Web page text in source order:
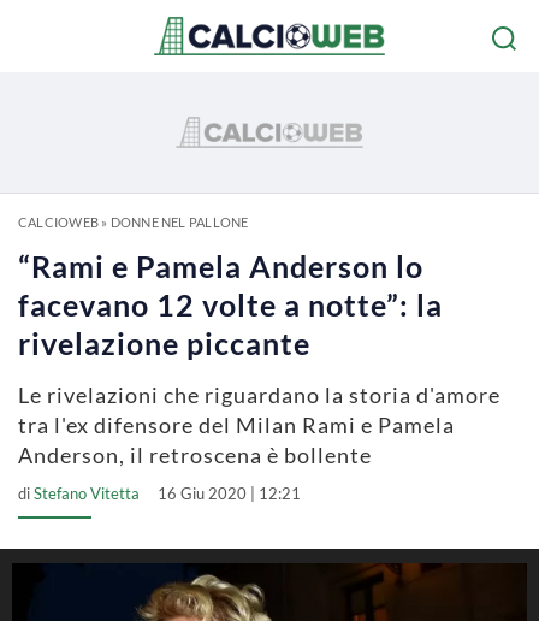
CALCIOWEB» DONNE NEL PALLONE
“Rami e Pamela Anderson lo
facevano 12 volte a notte”: la
rivelazione piccante
Le rivelazioni che riguardano la storia d'amore
tra l'ex difensore del Milan Rami e Pamela
Anderson, il retroscena è bollente
diStefano Vitetta 16 Giu 2020 | 12:21